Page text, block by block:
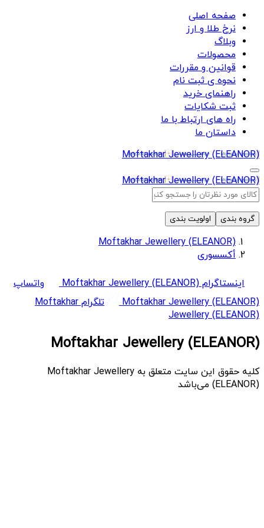
صفحه اصلی
نرخ طلا و ارز
وبلاگ
محصولات
قوانین و مقررات
نحوه ی ثبت نام
راهنمای خرید
ثبت شکایات
راه های ارتباط با ما
داستان ما
Moftakhar Jewellery (ELEANOR)
Moftakhar Jewellery (ELEANOR)
گروه بندی اولویت بندی
Moftakhar Jewellery (ELEANOR)
أکسسوری
اینستاگرام Moftakhar Jewellery (ELEANOR)
واتساپ
Moftakhar Jewellery (ELEANOR)
تلگرام Moftakhar
Jewellery (ELEANOR)
Moftakhar Jewellery (ELEANOR)
کلیه حقوق این سایت متعلق به Moftakhar Jewellery
(ELEANOR) می‌باشد